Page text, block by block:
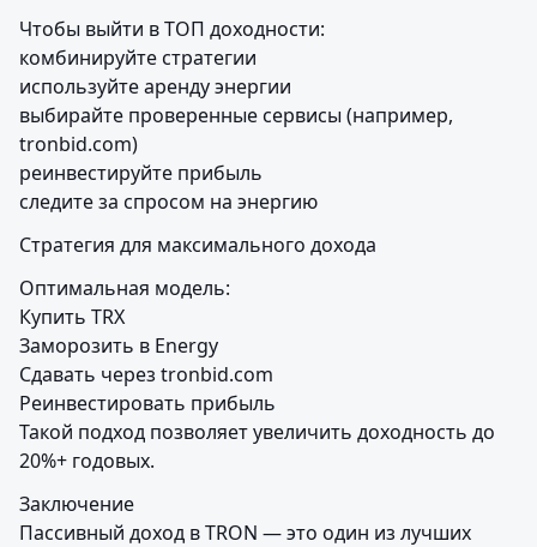
Чтобы выйти в ТОП доходности:
комбинируйте стратегии
используйте аренду энергии
выбирайте проверенные сервисы (например,
tronbid.com)
реинвестируйте прибыль
следите за спросом на энергию
Стратегия для максимального дохода
Оптимальная модель:
Купить TRX
Заморозить в Energy
Сдавать через tronbid.com
Реинвестировать прибыль
Такой подход позволяет увеличить доходность до
20%+ годовых.
Заключение
Пассивный доход в TRON — это один из лучших